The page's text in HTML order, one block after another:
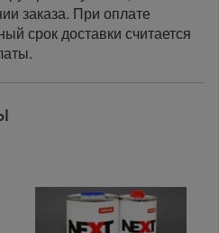
заказа. При оплате
срок доставки считается